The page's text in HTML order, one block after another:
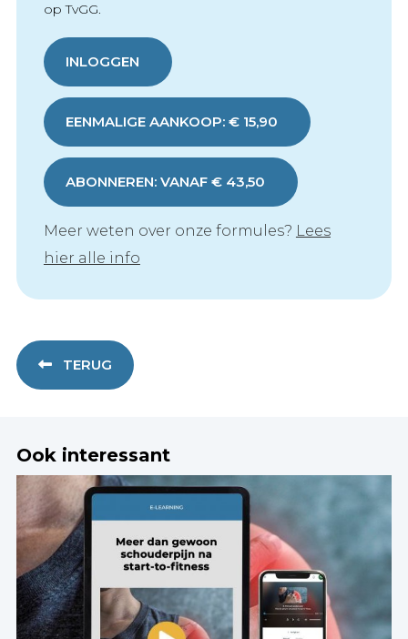
op TvGG.
INLOGGEN
EENMALIGE AANKOOP: € 15,90
ABONNEREN: VANAF € 43,50
Meer weten over onze formules? Lees
hier alle info
TERUG
Ook interessant